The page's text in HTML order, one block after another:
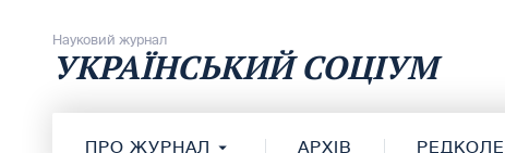
Науковий журнал
УКРАЇНСЬКИЙ СОЦІУМ
ПРО ЖУРНАЛ АРХІВ